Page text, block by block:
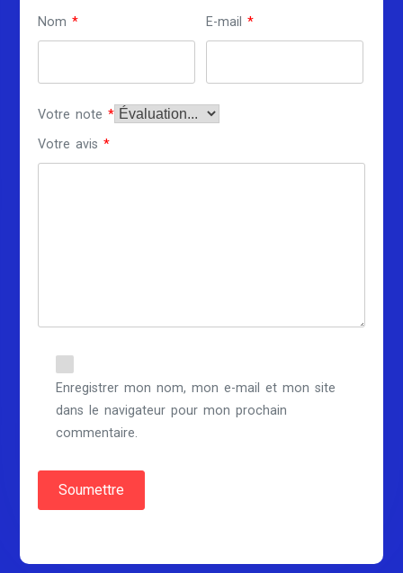
Nom* E-mail*
Votre note*
Votre avis*
Enregistrer mon nom, mon e-mail et mon site
dans le navigateur pour mon prochain
commentaire.